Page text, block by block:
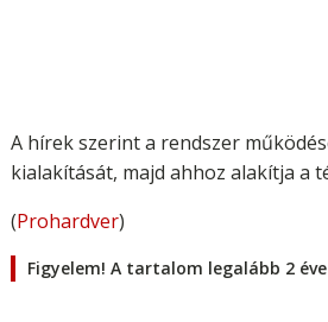
A hírek szerint a rendszer
kialakítását, majd ahhoz alakítja a
(Prohardver)
Figyelem! A tartalom legalább 2